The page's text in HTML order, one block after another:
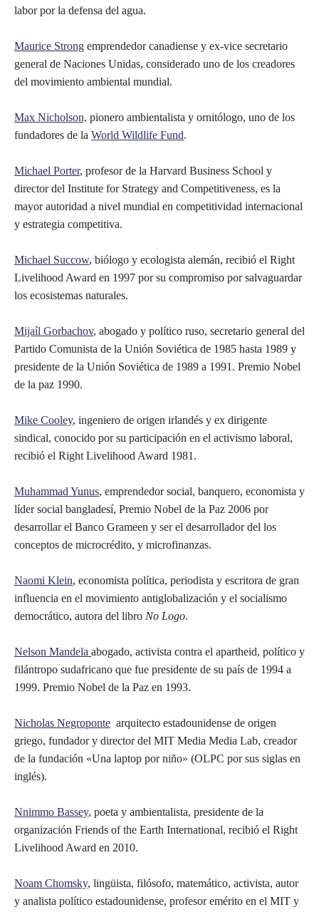
labor por la defensa del agua.
Maurice Strong emprendedor canadiense y ex-vice secretario
general de Naciones Unidas, considerado uno de los creadores
del movimiento ambiental mundial.
Max Nicholson, pionero ambientalista y ornitólogo, uno de los
fundadores de la World Wildlife Fund.
Michael Porter, profesor de la Harvard Business School y
director del Institute for Strategy and Competitiveness, es la
mayor autoridad a nivel mundial en competitividad internacional
y estrategia competitiva.
Michael Succow, biólogo y ecologista alemán, recibió el Right
Livelihood Award en 1997 por su compromiso por salvaguardar
los ecosistemas naturales.
Mijaíl Gorbachov, abogado y político ruso, secretario general del
Partido Comunista de la Unión Soviética de 1985 hasta 1989 y
presidente de la Unión Soviética de 1989 a 1991. Premio Nobel
de la paz 1990.
Mike Cooley, ingeniero de origen irlandés y ex dirigente
sindical, conocido por su participación en el activismo laboral,
recibió el Right Livelihood Award 1981.
Muhammad Yunus, emprendedor social, banquero, economista y
líder social bangladesí, Premio Nobel de la Paz 2006 por
desarrollar el Banco Grameen y ser el desarrollador del los
conceptos de microcrédito, y microfinanzas.
Naomi Klein, economista política, periodista y escritora de gran
influencia en el movimiento antiglobalización y el socialismo
democrático, autora del libro No Logo.
Nelson Mandela abogado, activista contra el apartheid, político y
filántropo sudafricano que fue presidente de su país de 1994 a
1999. Premio Nobel de la Paz en 1993.
Nicholas Negroponte arquitecto estadounidense de origen
griego, fundador y director del MIT Media Media Lab, creador
de la fundación «Una laptop por niño» (OLPC por sus siglas en
inglés).
Nnimmo Bassey, poeta y ambientalista, presidente de la
organización Friends of the Earth International, recibió el Right
Livelihood Award en 2010.
Noam Chomsky, lingüista, filósofo, matemático, activista, autor
y analista político estadounidense, profesor emérito en el MIT y